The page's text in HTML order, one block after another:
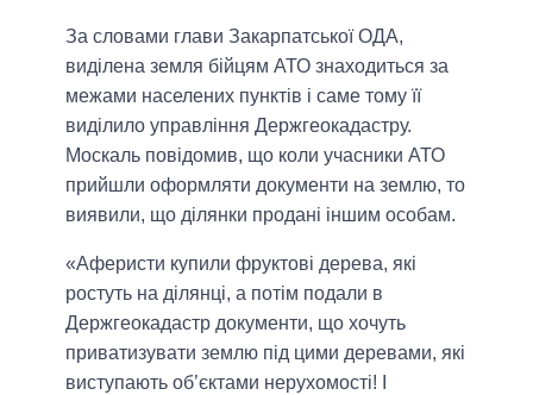
За словами глави Закарпатської ОДА,
виділена земля бійцям АТО знаходиться за
межами населених пунктів і саме тому її
виділило управління Держгеокадастру.
Москаль повідомив, що коли учасники АТО
прийшли оформляти документи на землю, то
виявили, що ділянки продані іншим особам.
«Аферисти купили фруктові дерева, які
ростуть на ділянці, а потім подали в
Держгеокадастр документи, що хочуть
приватизувати землю під цими деревами, які
виступають об’єктами нерухомості! І